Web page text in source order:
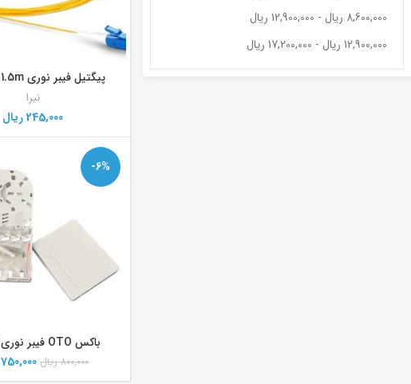
8,600,000 ریال -
12,900,000 ریال
12,900,000 ریال -
17,200,000 ریال
پیگتیل فیبر نوری LC UPC 1.5m
نیرا
245,000ریال
-6%
باکس OTO فیبر نوری 4 پورت
800,000 ریال 750,000